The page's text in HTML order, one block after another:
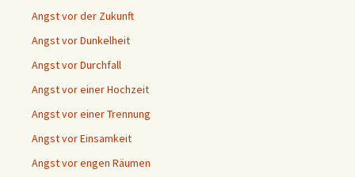
Angst vor der Zukunft
Angst vor Dunkelheit
Angst vor Durchfall
Angst vor einer Hochzeit
Angst vor einer Trennung
Angst vor Einsamkeit
Angst vor engen Räumen